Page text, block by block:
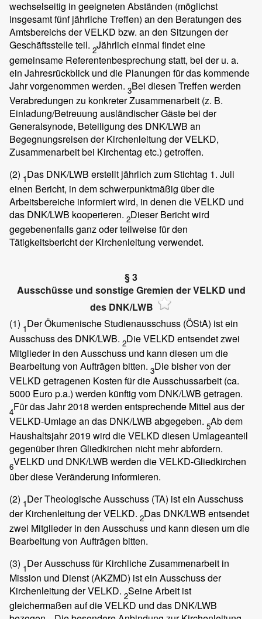
wechselseitig in geeigneten Abständen (möglichst
insgesamt fünf jährliche Treffen) an den Beratungen des
Amtsbereichs der VELKD bzw. an den Sitzungen der
Geschäftsstelle teil. 2Jährlich einmal findet eine
gemeinsame Referentenbesprechung statt, bei der u. a.
ein Jahresrückblick und die Planungen für das kommende
Jahr vorgenommen werden. 3Bei diesen Treffen werden
Verabredungen zu konkreter Zusammenarbeit (z. B.
Einladung/Betreuung ausländischer Gäste bei der
Generalsynode, Beteiligung des DNK/LWB an
Begegnungsreisen der Kirchenleitung der VELKD,
Zusammenarbeit bei Kirchentag etc.) getroffen.
(2) 1Das DNK/LWB erstellt jährlich zum Stichtag 1. Juli
einen Bericht, in dem schwerpunktmäßig über die
Arbeitsbereiche informiert wird, in denen die VELKD und
das DNK/LWB kooperieren. 2Dieser Bericht wird
gegebenenfalls ganz oder teilweise für den
Tätigkeitsbericht der Kirchenleitung verwendet.
§ 3
Ausschüsse und sonstige Gremien der VELKD und
des DNK/LWB
(1) 1Der Ökumenische Studienausschuss (ÖStA) ist ein
Ausschuss des DNK/LWB. 2Die VELKD entsendet zwei
Mitglieder in den Ausschuss und kann diesen um die
Bearbeitung von Aufträgen bitten. 3Die bisher von der
VELKD getragenen Kosten für die Ausschussarbeit (ca.
5000 Euro p.a.) werden künftig vom DNK/LWB getragen.
4Für das Jahr 2018 werden entsprechende Mittel aus der
VELKD-Umlage an das DNK/LWB abgegeben. 5Ab dem
Haushaltsjahr 2019 wird die VELKD diesen Umlageanteil
gegenüber ihren Gliedkirchen nicht mehr abfordern.
6VELKD und DNK/LWB werden die VELKD-Gliedkirchen
über diese Veränderung informieren.
(2) 1Der Theologische Ausschuss (TA) ist ein Ausschuss
der Kirchenleitung der VELKD. 2Das DNK/LWB entsendet
zwei Mitglieder in den Ausschuss und kann diesen um die
Bearbeitung von Aufträgen bitten.
(3) 1Der Ausschuss für Kirchliche Zusammenarbeit in
Mission und Dienst (AKZMD) ist ein Ausschuss der
Kirchenleitung der VELKD. 2Seine Arbeit ist
gleichermaßen auf die VELKD und das DNK/LWB